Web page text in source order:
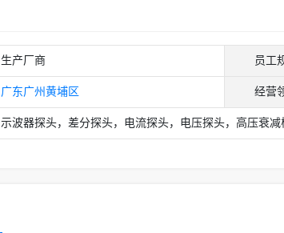
生产厂商 员工
广东广州 黄埔区 经营
示波器探头，差分探头，电流探头，电压探头，高压衰